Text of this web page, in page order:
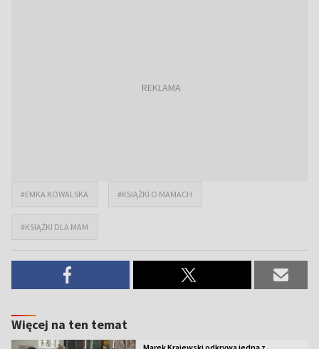
#EMKA KOWALSKA #KSIĄŻKI O MAMACH
#KSIĄŻKI DLA MAM
Więcej na ten temat